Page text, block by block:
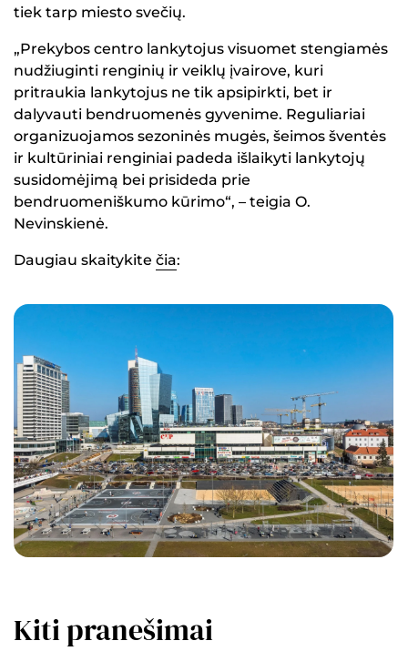
tiek tarp miesto svečių.
„Prekybos centro lankytojus visuomet stengiamės
nudžiuginti renginių ir veiklų įvairove, kuri
pritraukia lankytojus ne tik apsipirkti, bet ir
dalyvauti bendruomenės gyvenime. Reguliariai
organizuojamos sezoninės mugės, šeimos šventės
ir kultūriniai renginiai padeda išlaikyti lankytojų
susidomėjimą bei prisideda prie
bendruomeniškumo kūrimo“, – teigia O.
Nevinskienė.
Daugiau skaitykite čia:
Kiti pranešimai